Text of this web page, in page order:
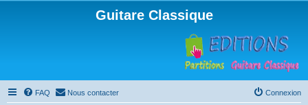
Guitare Classique
FAQ Nous contacter Connexion